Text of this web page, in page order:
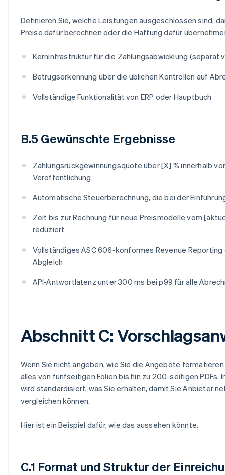
Definieren Sie, welche Leistungen ausgeschlossen sind,
Preise dafür berechnen oder die Haftung dafür
Kerninfrastruktur für die Zahlungsabwicklung (separat
Betrugserkennung über die üblichen Kontrollen auf
Vollständige Funktionalität von ERP oder Hauptbuch
B.5 Gewünschte Ergebnisse
Zahlungsrückgewinnungsquote über [X] % innerhalb
Veröffentlichung
Automatische Steuerberechnung, die bei der
Zeit bis zur Rechnung für neue Preismodelle vom
reduziert
Vollständiges ASC 606-konformes Revenue Reporting
Abgleich
API-Antwortlatenz unter 300 ms bei p99 für alle
Abschnitt C:
Wenn Sie nicht angeben, wie Sie die Angebote
alles von fünfseitigen Folien bis hin zu 200-seitigen PDFs.
wird standardisiert, was Sie erhalten, damit Sie Anbieter
vergleichen können.
Hier ist ein Beispiel dafür, wie das aussehen könnte.
C.1 Format und Struktur der